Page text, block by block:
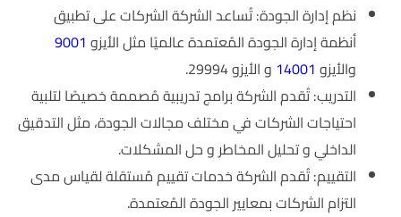
نظم إدارة الجودة: تُساعد الشركة الشركات على تطبيق
أنظمة إدارة الجودة المُعتمدة عالميًا مثل الأيزو
والأيزو
و الأيزو 29994.
التدريب: تُقدم الشركة برامج تدريبية مُصممة خصيصًا لتلبية
احتياجات الشركات في مختلف مجالات الجودة، مثل التدقيق
الداخلي و تحليل المخاطر و حل المشكلات.
التقييم: تُقدم الشركة خدمات تقييم مُستقلة لقياس مدى
التزام الشركات بمعايير الجودة المُعتمدة.